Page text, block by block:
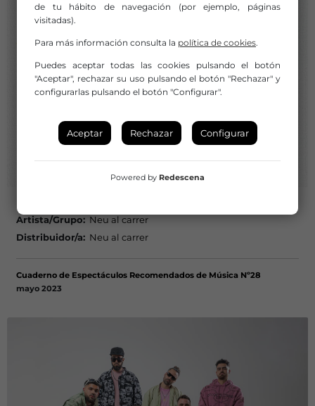
Artista/Grupo: Neu al carrer
Distribuidor/a: Neu al carrer
Cuaderno de Espectáculos Recomendados de Música Nº28
mayo 2023
de tu hábito de navegación (por ejemplo, páginas
visitadas).
Para más información consulta la política de cookies.
Puedes aceptar todas las cookies pulsando el botón
"Aceptar", rechazar su uso pulsando el botón "Rechazar" y
configurarlas pulsando el botón "Configurar".
Aceptar Rechazar Configurar
Powered by Redescena